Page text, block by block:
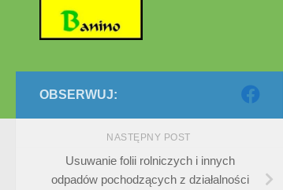
OBSERWUJ:
NASTĘPNY POST
Usuwanie folii rolniczych i innych
odpadów pochodzących z działalności